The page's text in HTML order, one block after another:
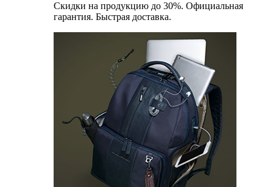
Скидки на продукцию до 30%. Официальная
гарантия. Быстрая доставка.